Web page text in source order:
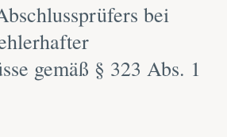
bei
gemäß § 323 Abs. 1